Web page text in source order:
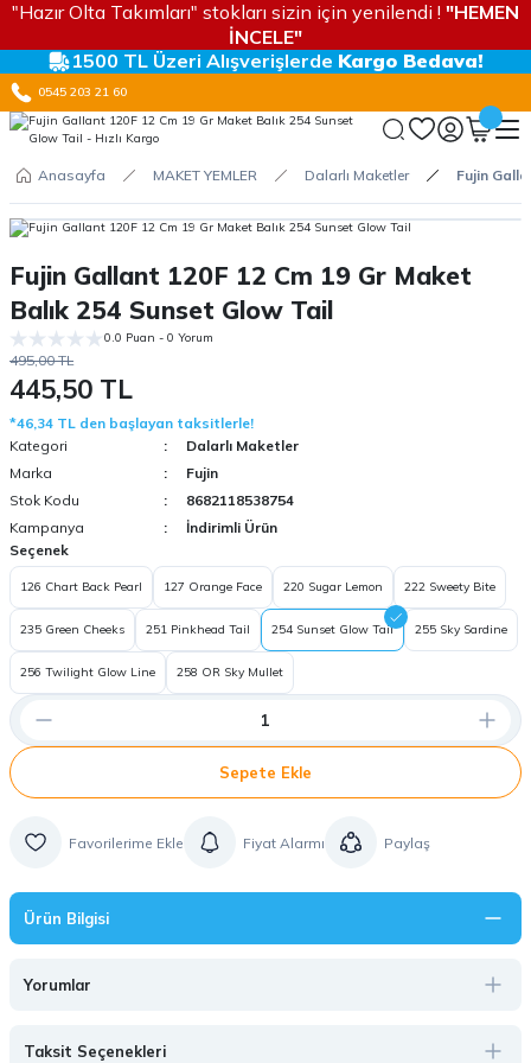
"Hazır Olta Takımları" stokları sizin için yenilendi ! "HEMEN
İNCELE"
1500 TL Üzeri Alışverişlerde Kargo Bedava!
0545 203 21 60
Anasayfa MAKET YEMLER Dalarlı Maketler Fujin
Fujin Gallant 120F 12 Cm 19 Gr Maket
Balık 254 Sunset Glow Tail
0.0 Puan - 0 Yorum
495,00 TL
445,50 TL
*46,34 TL den başlayan taksitlerle!
Kategori
Dalarlı Maketler
Marka
Fujin
Stok Kodu
8682118538754
Kampanya
İndirimli Ürün
Seçenek
126 Chart Back Pearl 127 Orange Face 220 Sugar Lemon 222 Sweety Bite
235 Green Cheeks 251 Pinkhead Tail 254 Sunset Glow Tail 255 Sky Sardine
256 Twilight Glow Line 258 OR Sky Mullet
Sepete Ekle
Fiyat Alarmı Paylaş
Ürün Bilgisi
Yorumlar
Taksit Seçenekleri